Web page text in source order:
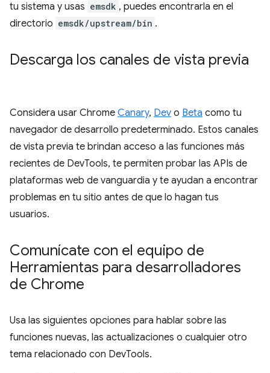
tu sistema y usas emsdk , puedes encontrarla en el
directorio emsdk/upstream/bin .
Descarga los canales de vista previa
Considera usar Chrome Canary, Dev o Beta como tu
navegador de desarrollo predeterminado. Estos canales
de vista previa te brindan acceso a las funciones más
recientes de DevTools, te permiten probar las APIs de
plataformas web de vanguardia y te ayudan a encontrar
problemas en tu sitio antes de que lo hagan tus
usuarios.
Comunícate con el equipo de
Herramientas para desarrolladores
de Chrome
Usa las siguientes opciones para hablar sobre las
funciones nuevas, las actualizaciones o cualquier otro
tema relacionado con DevTools.